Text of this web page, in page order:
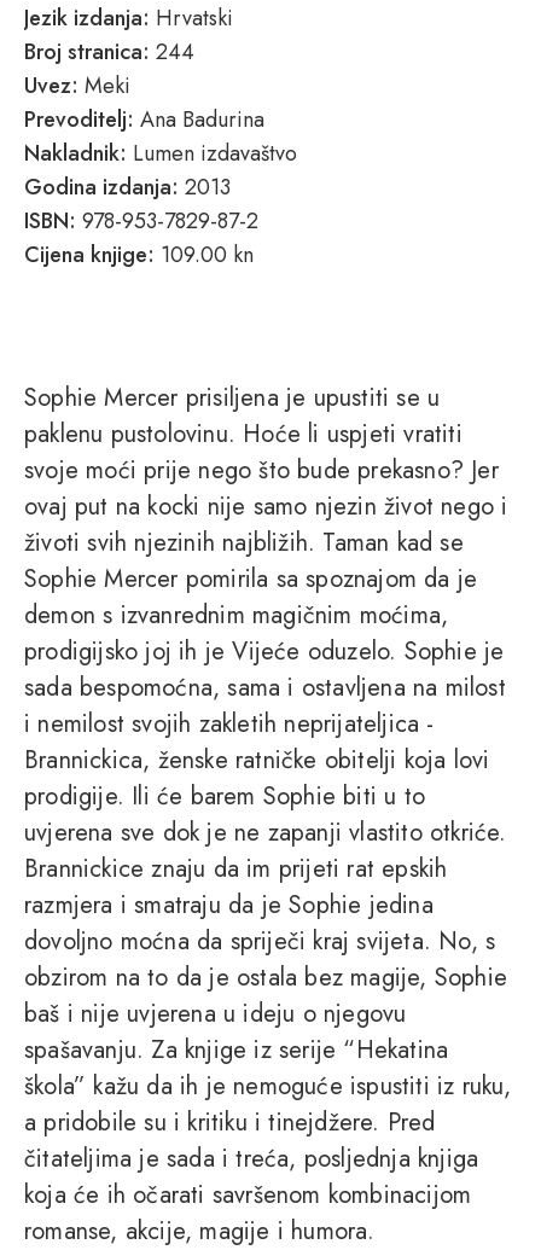
Jezik izdanja: Hrvatski
Broj stranica: 244
Uvez: Meki
Prevoditelj: Ana Badurina
Nakladnik: Lumen izdavaštvo
Godina izdanja: 2013
ISBN: 978-953-7829-87-2
Cijena knjige: 109.00 kn
Sophie Mercer prisiljena je upustiti se u
paklenu pustolovinu. Hoće li uspjeti vratiti
svoje moći prije nego što bude prekasno? Jer
ovaj put na kocki nije samo njezin život nego i
životi svih njezinih najbližih. Taman kad se
Sophie Mercer pomirila sa spoznajom da je
demon s izvanrednim magičnim moćima,
prodigijsko joj ih je Vijeće oduzelo. Sophie je
sada bespomoćna, sama i ostavljena na milost
i nemilost svojih zakletih neprijateljica -
Brannickica, ženske ratničke obitelji koja lovi
prodigije. Ili će barem Sophie biti u to
uvjerena sve dok je ne zapanji vlastito otkriće.
Brannickice znaju da im prijeti rat epskih
razmjera i smatraju da je Sophie jedina
dovoljno moćna da spriječi kraj svijeta. No, s
obzirom na to da je ostala bez magije, Sophie
baš i nije uvjerena u ideju o njegovu
spašavanju. Za knjige iz serije “Hekatina
škola” kažu da ih je nemoguće ispustiti iz ruku,
a pridobile su i kritiku i tinejdžere. Pred
čitateljima je sada i treća, posljednja knjiga
koja će ih očarati savršenom kombinacijom
romanse, akcije, magije i humora.